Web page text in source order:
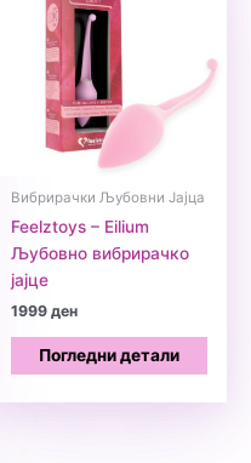
Вибрирачки Љубовни Јајца
Feelztoys – Eilium
Љубовно вибрирачко
јајце
1999ден
Погледни детали